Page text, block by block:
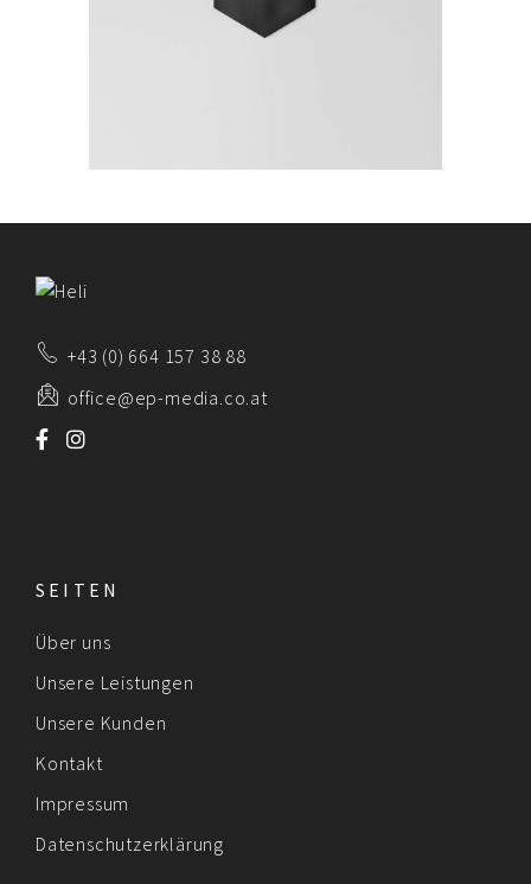
+43 (0) 664 157 38 88
office@ep-media.co.at
SEITEN
Über uns
Unsere Leistungen
Unsere Kunden
Kontakt
Impressum
Datenschutzerklärung